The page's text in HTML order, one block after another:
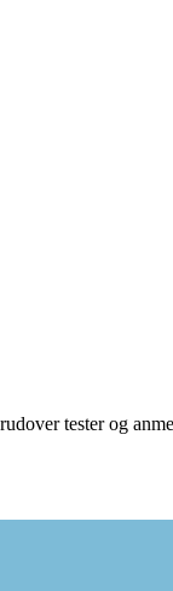
tester og